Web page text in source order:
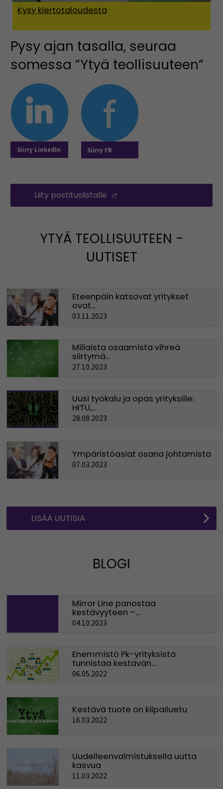
Kysy kiertotaloudesta
Pysy ajan tasalla, seuraa
somessa ”Ytyä teollisuuteen”
Siirry LinkedIn Siirry FB
Liity postituslistalle
YTYÄ TEOLLISUUTEEN -
UUTISET
Eteenpäin katsovat yritykset
ovat...
03.11.2023
Millaista osaamista vihreä
siirtymä...
27.10.2023
Uusi työkalu ja opas yrityksille:
HITU,...
28.08.2023
Ympäristöasiat osana johtamista
07.03.2023
LISÄÄ UUTISIA
BLOGI
Mirror Line panostaa
kestävyyteen –...
04.10.2023
Enemmistö Pk-yrityksistä
tunnistaa kestävän...
06.05.2022
Kestävä tuote on kilpailuetu
16.03.2022
Uudelleenvalmistuksella uutta
kasvua
11.03.2022